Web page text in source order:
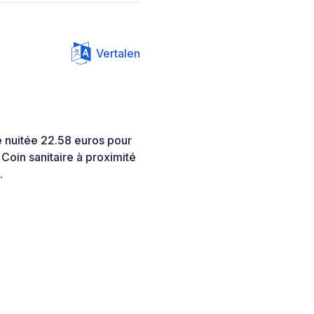
Vertalen
nuitée 22.58 euros pour
sanitaire à proximité